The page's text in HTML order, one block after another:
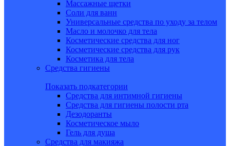
Массажные щетки
Соли для ванн
Универсальные средства по уходу за телом
Масло и молочко для тела
Косметические средства для ног
Косметические средства для рук
Косметика для тела
Средства гигиены
Показать подкатегории
Средства для интимной гигиены
Средства для гигиены полости рта
Дезодоранты
Косметическое мыло
Гель для душа
Средства для макияжа